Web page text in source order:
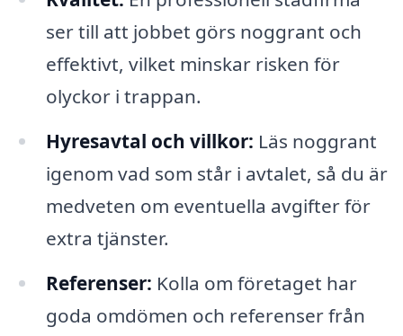
ser till att jobbet görs noggrant och
effektivt, vilket minskar risken för
olyckor i trappan.
Hyresavtal och villkor: Läs noggrant
igenom vad som står i avtalet, så du är
medveten om eventuella avgifter för
extra tjänster.
Referenser: Kolla om företaget har
goda omdömen och referenser från